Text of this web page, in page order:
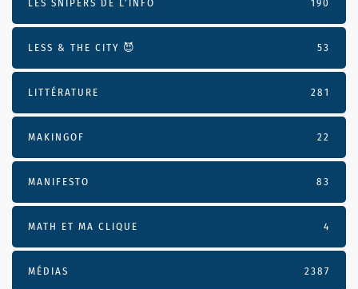
LES SNIPERS DE L’INFO 190
LESS & THE CITY 😈 53
LITTÉRATURE 281
MAKINGOF 22
MANIFESTO 83
MATH ET MA CLIQUE 4
MÉDIAS 2387